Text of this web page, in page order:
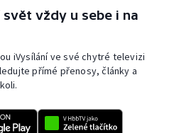
vždy u sebe i na
iVysílání ve své chytré televizi
přímé přenosy, články a